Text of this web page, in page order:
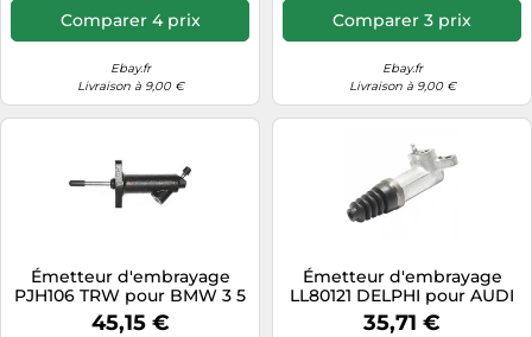
Comparer 4 prix
Ebay.fr
Livraison à 9,00 €
Comparer 3 prix
Ebay.fr
Livraison à 9,00 €
Émetteur d'embrayage
PJH106 TRW pour BMW 3 5
7
45,15 €
Émetteur d'embrayage
LL80121 DELPHI pour AUDI
VW
35,71 €